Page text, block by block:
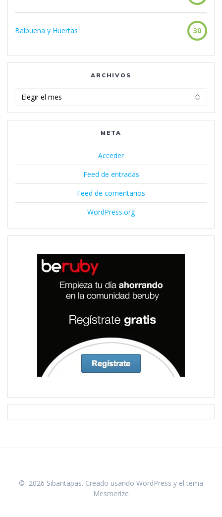
Balbuena y Huertas 30
ARCHIVOS
META
Acceder
Feed de entradas
Feed de comentarios
WordPress.org
© 2026 Sibaritapas. Creado usando WordPress y el tema
Mesmerize